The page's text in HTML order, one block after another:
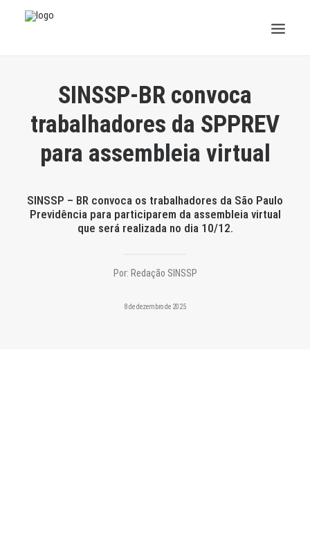
JURÍDICO
INSS
PREVIDÊNCIA
SINSSP-BR convoca
trabalhadores da SPPREV
para assembleia virtual
SINSSP – BR convoca os trabalhadores da São Paulo
Previdência para participarem da assembleia virtual
que será realizada no dia 10/12.
Por: Redação SINSSP
8 de dezembro de 2025